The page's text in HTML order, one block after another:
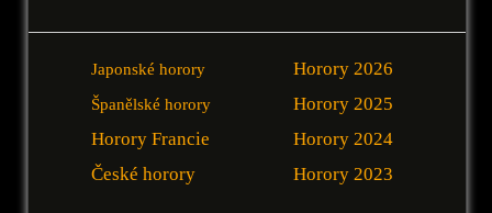
Japonské horory
Španělské horory
Horory Francie
České horory
Horory 2026
Horory 2025
Horory 2024
Horory 2023